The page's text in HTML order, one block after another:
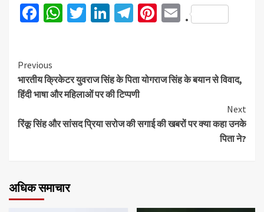
Facebook
WhatsApp
Twitter
LinkedIn
Telegram
Pinterest
Email
.
Previous
भारतीय क्रिकेटर युवराज सिंह के पिता योगराज सिंह के बयान से विवाद,
हिंदी भाषा और महिलाओं पर की टिप्पणी
Next
रिंकू सिंह और सांसद प्रिया सरोज की सगाई की खबरों पर क्या कहा उनके
पिता ने?
अधिक समाचार